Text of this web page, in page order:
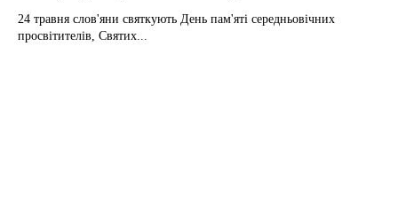
24 травня слов'яни святкують День пам'яті середньовічних
просвітителів, Святих...